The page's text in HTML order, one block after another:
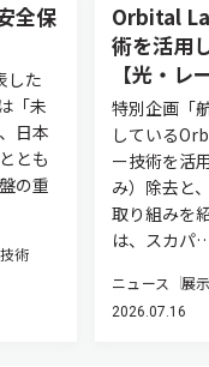
全保
した
「未
日本
とも
の重
術
Orbital
術を活用
【光・レ
特別企画「
している
ー技術を活
み）除去と
取り組みを
は、スカパ
ニュース 展
2026.07.16